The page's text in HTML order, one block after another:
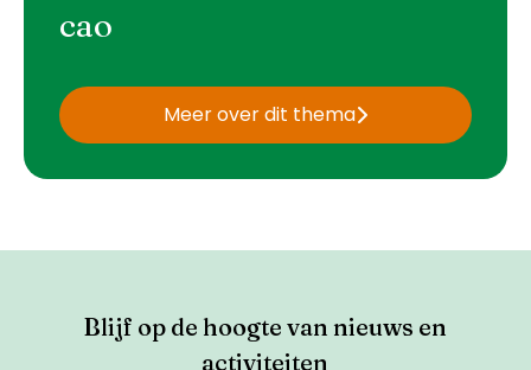
cao
Meer over dit thema
Blijf op de hoogte van nieuws en
activiteiten